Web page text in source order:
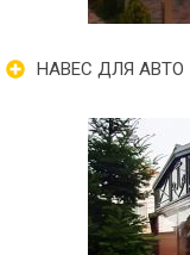
НАВЕС ДЛЯ